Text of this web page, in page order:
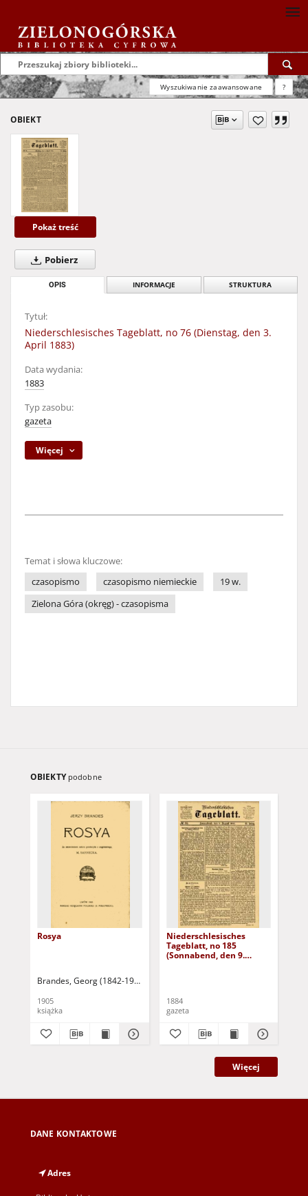
Wyszukiwanie zaawansowane ?
OBIEKT
Pokaż treść
Pobierz
OPIS INFORMACJE STRUKTURA
Tytuł:
Niederschlesisches Tageblatt, no 76 (Dienstag, den 3.
April 1883)
Data wydania:
1883
Typ zasobu:
gazeta
Więcej
Temat i słowa kluczowe:
czasopismo
czasopismo niemieckie
19 w.
Zielona Góra (okręg) - czasopisma
OBIEKTY podobne
Rosya
Brandes, Georg (1842-1927)
1905
książka
Niederschlesisches
Tageblatt, no 185
(Sonnabend, den 9.
1884
gazeta
Więcej
DANE KONTAKTOWE
Adres